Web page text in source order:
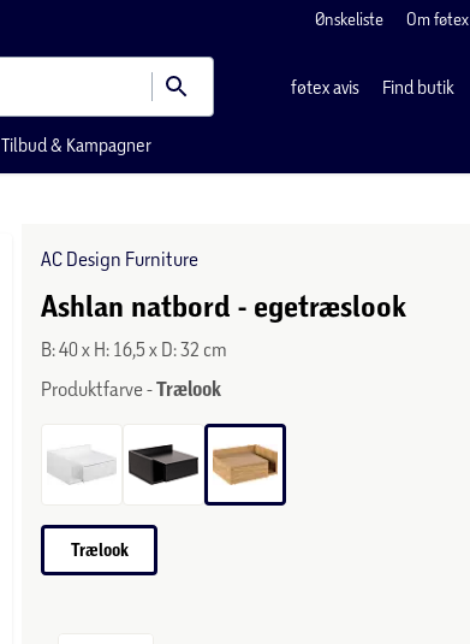
Ønskeliste Om føtex
føtex avis Find butik
Tilbud & Kampagner
AC Design Furniture
Ashlan natbord - egetræslook
B: 40 x H: 16,5 x D: 32 cm
Produktfarve -Trælook
Trælook